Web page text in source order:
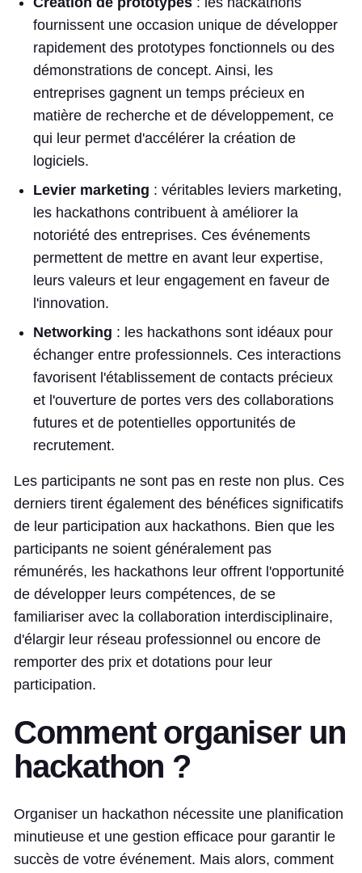
fournissent une occasion unique de développer
rapidement des prototypes fonctionnels ou des
démonstrations de concept. Ainsi, les
entreprises gagnent un temps précieux en
matière de recherche et de développement, ce
qui leur permet d'accélérer la création de
logiciels.
Levier marketing : véritables leviers marketing,
les hackathons contribuent à améliorer la
notoriété des entreprises. Ces événements
permettent de mettre en avant leur expertise,
leurs valeurs et leur engagement en faveur de
l'innovation.
Networking : les hackathons sont idéaux pour
échanger entre professionnels. Ces interactions
favorisent l'établissement de contacts précieux
et l'ouverture de portes vers des collaborations
futures et de potentielles opportunités de
recrutement.
Les participants ne sont pas en reste non plus. Ces
derniers tirent également des bénéfices significatifs
de leur participation aux hackathons. Bien que les
participants ne soient généralement pas
rémunérés, les hackathons leur offrent l'opportunité
de développer leurs compétences, de se
familiariser avec la collaboration interdisciplinaire,
d'élargir leur réseau professionnel ou encore de
remporter des prix et dotations pour leur
participation.
Comment organiser un
hackathon ?
Organiser un hackathon nécessite une planification
minutieuse et une gestion efficace pour garantir le
succès de votre événement. Mais alors, comment